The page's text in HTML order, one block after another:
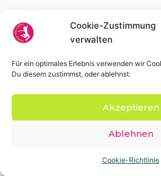
Cookie-Zustimmung
verwalten
Für ein optimales Erlebnis verwenden wir
Du diesem zustimmst, oder ablehnst.
Akzeptieren
Ablehnen
Cookie-Richtlinie
Copyright © 2026
Cookie-Richtlinie
Impressum